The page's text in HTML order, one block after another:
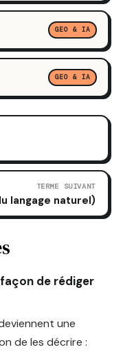
GEO & IA
GEO & IA
TERME SUIVANT
langage naturel)
de rédiger
une
de les décrire :